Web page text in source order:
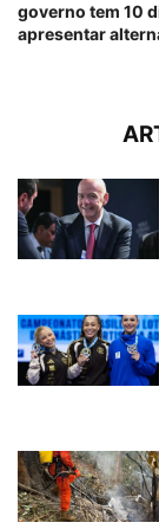
governo tem 10
apresentar